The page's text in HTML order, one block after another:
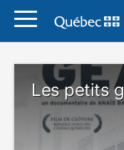
Les petits